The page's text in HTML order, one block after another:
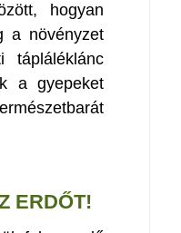
hogyan
a növényzet
tápláléklánc
a gyepeket
ERDŐT!